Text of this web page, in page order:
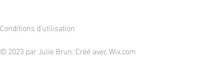
Conditions d'utilisation
© 2023 par Julie Brun. Créé avecWix.com